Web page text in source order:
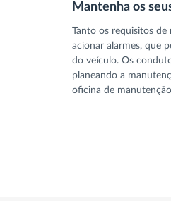
Mantenha os
Tanto os requisitos
acionar alarmes, que
do veículo. Os
planeando a
oficina de